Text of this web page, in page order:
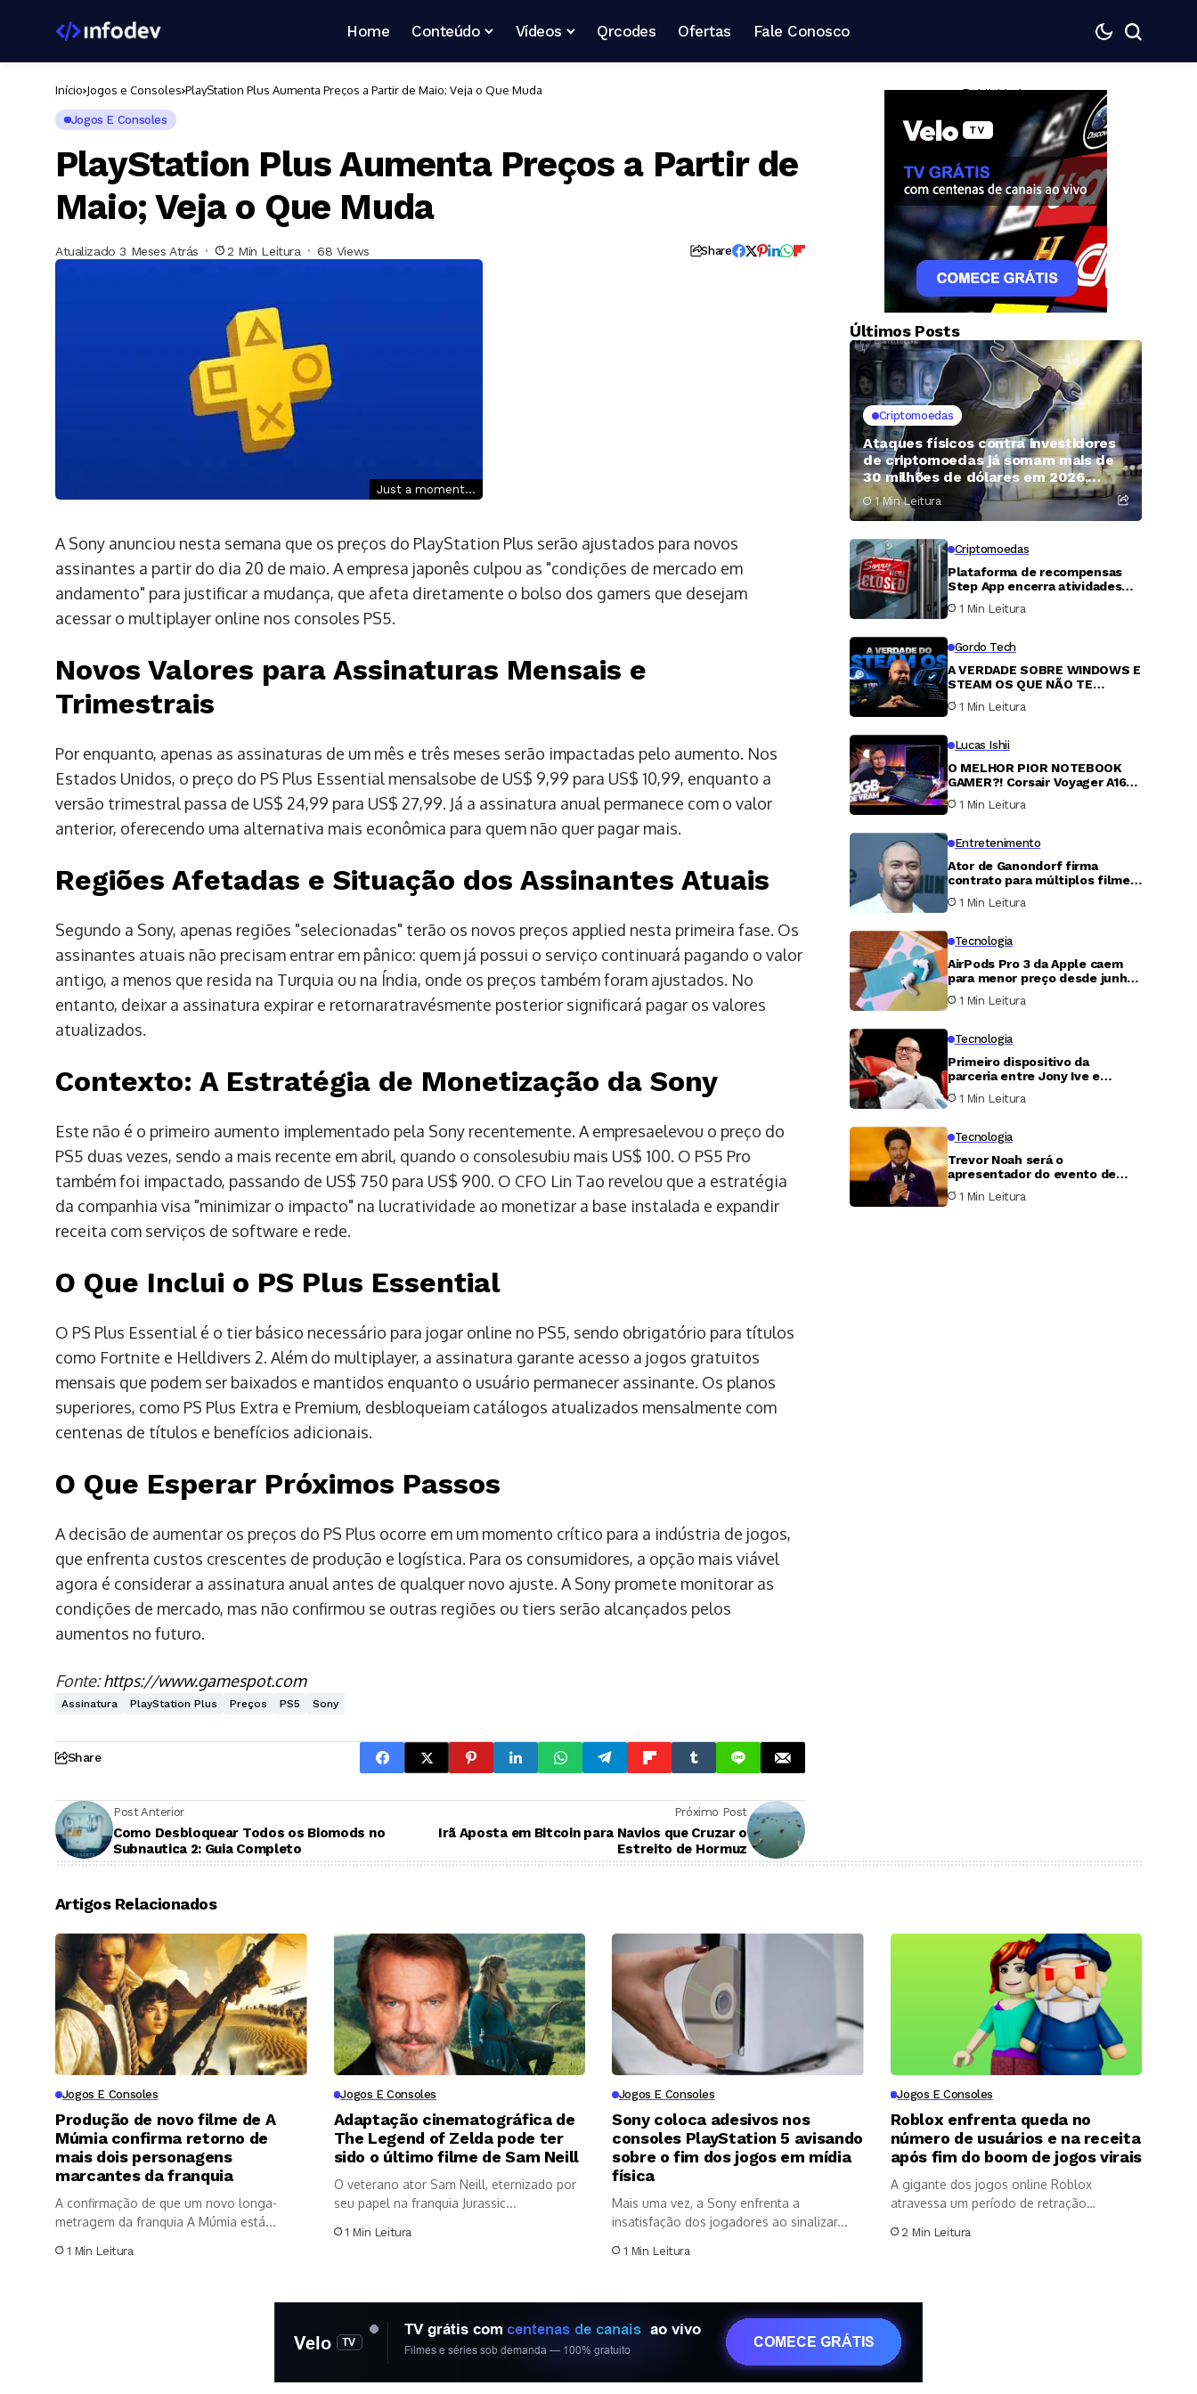
Home Conteúdo Vídeos Qrcodes Ofertas Fale Conosco
Início Jogos e Consoles PlayStation Plus Aumenta Preços a Partir de Maio; Veja o Que Muda
Jogos E Consoles
PlayStation Plus Aumenta Preços a Partir de
Maio; Veja o Que Muda
Atualizado 3 Meses Atrás 2 Min Leitura 68 Views Share
Just a moment...
A Sony anunciou nesta semana que os preços do PlayStation Plus serão ajustados para novos
assinantes a partir do dia 20 de maio. A empresa japonês culpou as "condições de mercado em
andamento" para justificar a mudança, que afeta diretamente o bolso dos gamers que desejam
acessar o multiplayer online nos consoles PS5.
Novos Valores para Assinaturas Mensais e
Trimestrais
Por enquanto, apenas as assinaturas de um mês e três meses serão impactadas pelo aumento. Nos
Estados Unidos, o preço do PS Plus Essential mensalsobe de US$ 9,99 para US$ 10,99, enquanto a
versão trimestral passa de US$ 24,99 para US$ 27,99. Já a assinatura anual permanece com o valor
anterior, oferecendo uma alternativa mais econômica para quem não quer pagar mais.
Regiões Afetadas e Situação dos Assinantes Atuais
Segundo a Sony, apenas regiões "selecionadas" terão os novos preços applied nesta primeira fase. Os
assinantes atuais não precisam entrar em pânico: quem já possui o serviço continuará pagando o valor
antigo, a menos que resida na Turquia ou na Índia, onde os preços também foram ajustados. No
entanto, deixar a assinatura expirar e retornaratravésmente posterior significará pagar os valores
atualizados.
Contexto: A Estratégia de Monetização da Sony
Este não é o primeiro aumento implementado pela Sony recentemente. A empresaelevou o preço do
PS5 duas vezes, sendo a mais recente em abril, quando o consolesubiu mais US$ 100. O PS5 Pro
também foi impactado, passando de US$ 750 para US$ 900. O CFO Lin Tao revelou que a estratégia
da companhia visa "minimizar o impacto" na lucratividade ao monetizar a base instalada e expandir
receita com serviços de software e rede.
O Que Inclui o PS Plus Essential
O PS Plus Essential é o tier básico necessário para jogar online no PS5, sendo obrigatório para títulos
como Fortnite e Helldivers 2. Além do multiplayer, a assinatura garante acesso a jogos gratuitos
mensais que podem ser baixados e mantidos enquanto o usuário permanecer assinante. Os planos
superiores, como PS Plus Extra e Premium, desbloqueiam catálogos atualizados mensalmente com
centenas de títulos e benefícios adicionais.
O Que Esperar Próximos Passos
A decisão de aumentar os preços do PS Plus ocorre em um momento crítico para a indústria de jogos,
que enfrenta custos crescentes de produção e logística. Para os consumidores, a opção mais viável
agora é considerar a assinatura anual antes de qualquer novo ajuste. A Sony promete monitorar as
condições de mercado, mas não confirmou se outras regiões ou tiers serão alcançados pelos
aumentos no futuro.
Fonte:https://www.gamespot.com
Assinatura PlayStation Plus Preços PS5 Sony
Share
Post Anterior
Como Desbloquear Todos os Biomods no
Subnautica 2: Guia Completo
Próximo Post
Irã Aposta em Bitcoin para Navios que Cruzar o
Estreito de Hormuz
— Publicidade —
Últimos Posts
Criptomoedas
Ataques físicos contra investidores
de criptomoedas já somam mais de
30 milhões de dólares em 2026,
aponta relatório
1 Min Leitura
Criptomoedas
Plataforma de recompensas
Step App encerra atividades
após quatro anos, e token
FITFI despenca 99,9%
1 Min Leitura
Gordo Tech
A VERDADE SOBRE WINDOWS E
STEAM OS QUE NÃO TE
CONTAM
1 Min Leitura
Lucas Ishii
O MELHOR PIOR NOTEBOOK
GAMER?! Corsair Voyager A1600
com uma Radeon 6800M
1 Min Leitura
Entretenimento
Ator de Ganondorf firma
contrato para múltiplos filmes
de Zelda e reacende rumores
de trilogia
1 Min Leitura
Tecnologia
AirPods Pro 3 da Apple caem
para menor preço desde junho
em promoção de grandes
varejistas
1 Min Leitura
Tecnologia
Primeiro dispositivo da
parceria entre Jony Ive e
OpenAI será uma caixa de som
inteligente em formato de
1 Min Leitura
Tecnologia
Trevor Noah será o
apresentador do evento de
lançamento do Pixel 11 do
Google
1 Min Leitura
Artigos Relacionados
Jogos E Consoles
Produção de novo filme de A
Múmia confirma retorno de
mais dois personagens
marcantes da franquia
A confirmação de que um novo longa-
metragem da franquia A Múmia está...
1 Min Leitura
Jogos E Consoles
Adaptação cinematográfica de
The Legend of Zelda pode ter
sido o último filme de Sam Neill
O veterano ator Sam Neill, eternizado por
seu papel na franquia Jurassic...
1 Min Leitura
Jogos E Consoles
Sony coloca adesivos nos
consoles PlayStation 5 avisando
sobre o fim dos jogos em mídia
física
Mais uma vez, a Sony enfrenta a
insatisfação dos jogadores ao sinalizar...
1 Min Leitura
Jogos E Consoles
Roblox enfrenta queda no
número de usuários e na receita
após fim do boom de jogos virais
A gigante dos jogos online Roblox
atravessa um período de retração
2 Min Leitura